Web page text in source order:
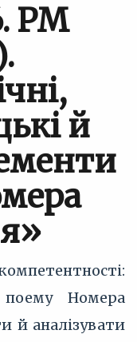
РМ
й
Номера
й аналізувати